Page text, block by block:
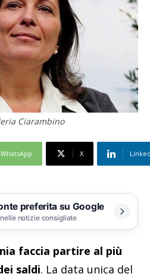
Ciarambino
WhatsApp X
preferita su Google
notizie consigliate
faccia partire al più
saldi. La data unica del